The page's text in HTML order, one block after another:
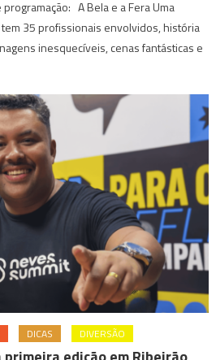
A Bela e a Fera Uma
35 profissionais envolvidos, história
inesquecíveis, cenas fantásticas e
DICAS DIVERSÃO